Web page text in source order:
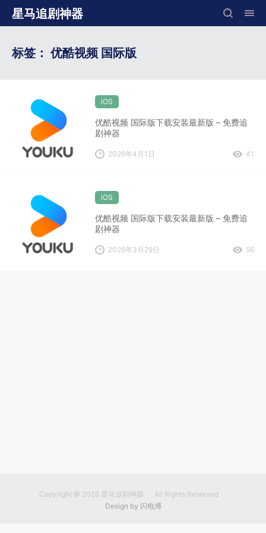
星马追剧神器
标签：优酷视频 国际版
iOS
优酷视频 国际版下载安装最新版 – 免费追
剧神器
2026年4月1日 41
iOS
优酷视频 国际版下载安装最新版 – 免费追
剧神器
2026年3月29日 56
Copyright © 2026 星马追剧神器
All Rights Reserved
Design by 闪电博